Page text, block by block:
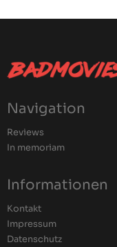
Navigation
Reviews
In memoriam
Informationen
Kontakt
Impressum
Datenschutz